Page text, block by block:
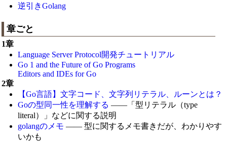
逆引きGolang
章ごと
1章
Language Server Protocol開発チュートリアル
Go 1 and the Future of Go Programs
Editors and IDEs for Go
2章
【Go言語】文字コード、文字列リテラル、ルーンとは？
Goの型同一性を理解する——「型リテラル（type
literal）」などに関する説明
golangのメモ—— 型に関するメモ書きだが、わかりやす
いかも